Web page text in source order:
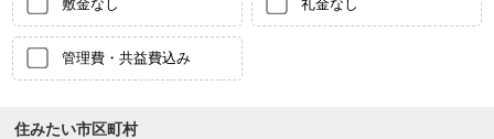
敷金なし 礼金なし
管理費・共益費込み
住みたい市区町村